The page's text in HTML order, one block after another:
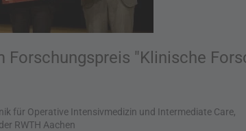
Forschungspreis "Klinische
für Operative Intensivmedizin und Intermediate Care,
RWTH Aachen